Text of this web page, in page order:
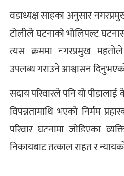
वडाध्यक्ष साहका अनुसार
टोलीले घटनाको भोलिपल्ट
त्यस क्रममा नगरप्रमुख
उपलब्ध गराउने आश्वासन
सदाय परिवारले पनि यो
विपन्नतामाथि भएको निर्मम
परिवार घटनामा जोडिएका
निकायबाट तत्काल राहत र